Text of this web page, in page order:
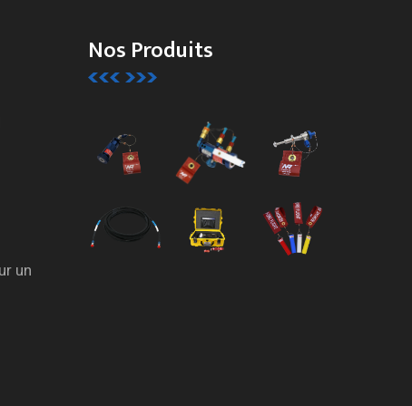
un
Nos Produits